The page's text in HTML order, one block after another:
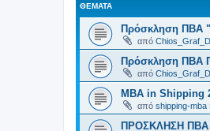
ΘΈΜΑΤΑ
Πρόσκληση ΠΒΑ
από
Πρόσκληση ΠΒΑ
από
MBA in Shipping
από shipping-mba
ΠΡΟΣΚΛΗΣΗ ΠΒΑ